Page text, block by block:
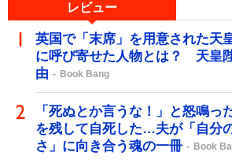
レビュー
英国で「末席」を用意された天
に呼び寄せた人物とは？ 天皇
由
Book Bang
「死ぬとか言うな！」と怒鳴っ
を残して自死した…夫が「自分
さ」に向き合う魂の一冊
Book